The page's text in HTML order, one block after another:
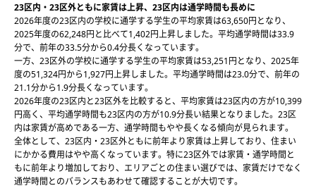
23区内・23区外ともに家賃は上昇、23区内は通学時間も長めに
2026年度の23区内の学校に通学する学生の平均家賃は63,650円となり、
2025年度の62,248円と比べて1,402円上昇しました。平均通学時間は33.9
分で、前年の33.5分から0.4分長くなっています。
一方、23区外の学校に通学する学生の平均家賃は53,251円となり、2025年
度の51,324円から1,927円上昇しました。平均通学時間は23.0分で、前年の
21.1分から1.9分長くなっています。
2026年度の23区内と23区外を比較すると、平均家賃は23区内の方が10,399
円高く、平均通学時間も23区内の方が10.9分長い結果となりました。23区
内は家賃が高めである一方、通学時間もやや長くなる傾向が見られます。
全体として、23区内・23区外ともに前年より家賃は上昇しており、住まい
にかかる費用はやや高くなっています。特に23区外では家賃・通学時間と
もに前年より増加しており、エリアごとの住まい選びでは、家賃だけでなく
通学時間とのバランスもあわせて確認することが大切です。